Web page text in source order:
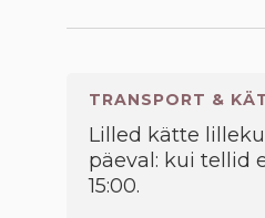
TRANSPORT &
Lilled kätte
päeval: kui tellid
15:00.